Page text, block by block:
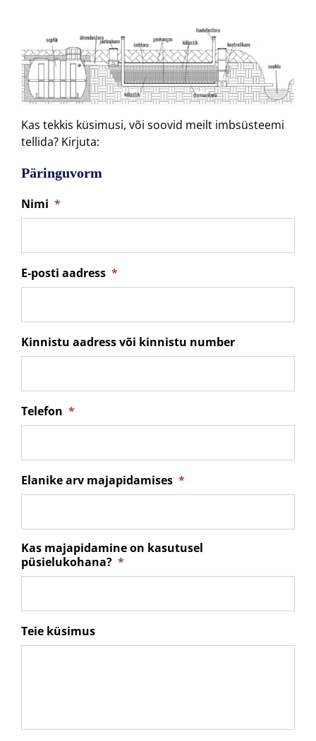
Kas tekkis küsimusi, või soovid meilt imbsüsteemi
tellida? Kirjuta:
Päringuvorm
Nimi *
E-posti aadress *
Kinnistu aadress või kinnistu number
Telefon *
Elanike arv majapidamises *
Kas majapidamine on kasutusel
püsielukohana? *
Teie küsimus